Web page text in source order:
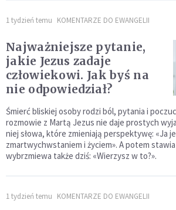
1 tydzień temu KOMENTARZE DO EWANGELII
Najważniejsze pytanie,
jakie Jezus zadaje
człowiekowi. Jak byś na
nie odpowiedział?
Śmierć bliskiej osoby rodzi ból, pytania i
rozmowie z Martą Jezus nie daje prostych
niej słowa, które zmieniają perspektywę: «Ja
zmartwychwstaniem i życiem». A potem
wybrzmiewa także dziś: «Wierzysz w to?».
1 tydzień temu KOMENTARZE DO EWANGELII